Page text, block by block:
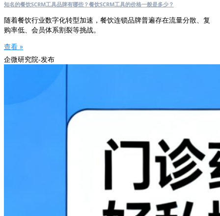
知名的餐饮SCRM工具品牌有哪些？餐饮SCRM工具的价格一般是多少？
随着餐饮行业数字化转型加速，餐饮连锁品牌普遍存在流量分散、复
购率低、会员体系割裂等挑战。
查看 »
企微研究院-发布